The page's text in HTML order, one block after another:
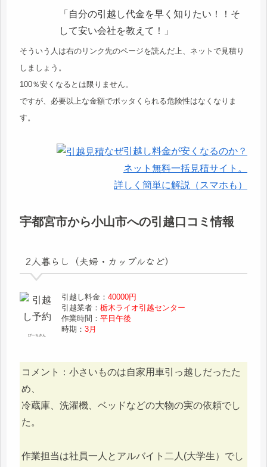
「自分の引越し代金を早く知りたい！！そ
して安い会社を教えて！」
そういう人は右のリンク先のページを読んだ上、ネットで見積り
しましょう。
100％安くなるとは限りません。
ですが、必要以上な金額でボッタくられる危険性はなくなりま
す。
なぜ引越し料金が安くなるのか？
ネット無料一括見積サイト。
詳しく簡単に解説（スマホも）
宇都宮市から小山市への引越口コミ情報
2人暮らし（夫婦・カップルなど）
ぴーちさん
引越し料金：40000円
引越業者：栃木ライオ引越センター
作業時間：平日午後
時期：3月
コメント：小さいものは自家用車引っ越しだったた
め、
冷蔵庫、洗濯機、ベッドなどの大物の実の依頼でし
た。
作業担当は社員一人とアルバイト二人(大学生）でし